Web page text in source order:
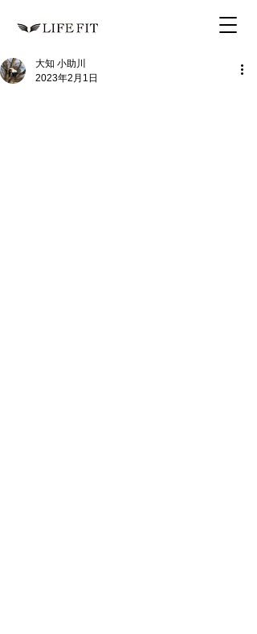
大知 小助川
2023年2月1日